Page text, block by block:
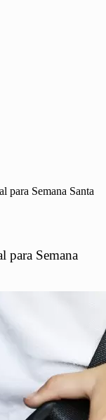
para Semana Santa
para Semana